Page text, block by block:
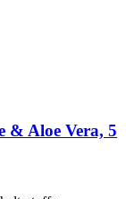
& Aloe Vera, 5